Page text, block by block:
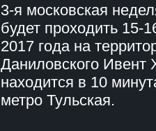
3-я московская
будет проходить 15-
2017 года на
Даниловского Ивент
находится в 10
метро Тульская.